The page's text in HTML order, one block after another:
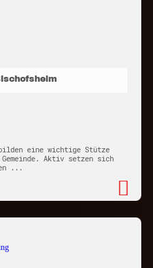
bilden eine wichtige Stütze
Aktiv setzen sich
...